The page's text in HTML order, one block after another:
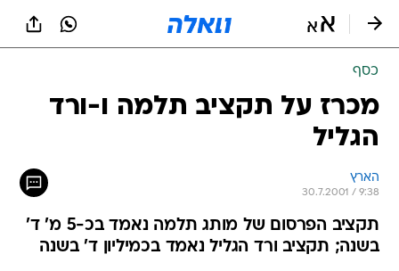
כסף
מכרז על תקציב תלמה ו-ורד
הגליל
הארץ
30.7.2001 / 9:38
תקציב הפרסום של מותג תלמה נאמד בכ-5 מ' ד'
בשנה; תקציב ורד הגליל נאמד בכמיליון ד' בשנה